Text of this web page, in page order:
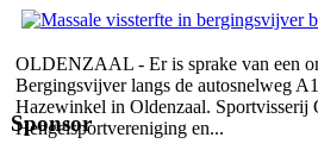
OLDENZAAL - Er is sprake van een
Bergingsvijver langs de autosnelweg
Hazewinkel in Oldenzaal. Sportvisserij
Hengelsportvereniging en...
Sponsor